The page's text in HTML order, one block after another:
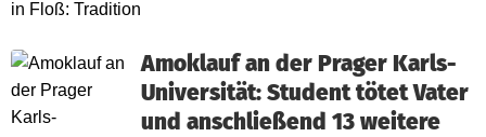
Amoklauf an der Prager Karls-
Universität: Student tötet Vater
und anschließend 13 weitere